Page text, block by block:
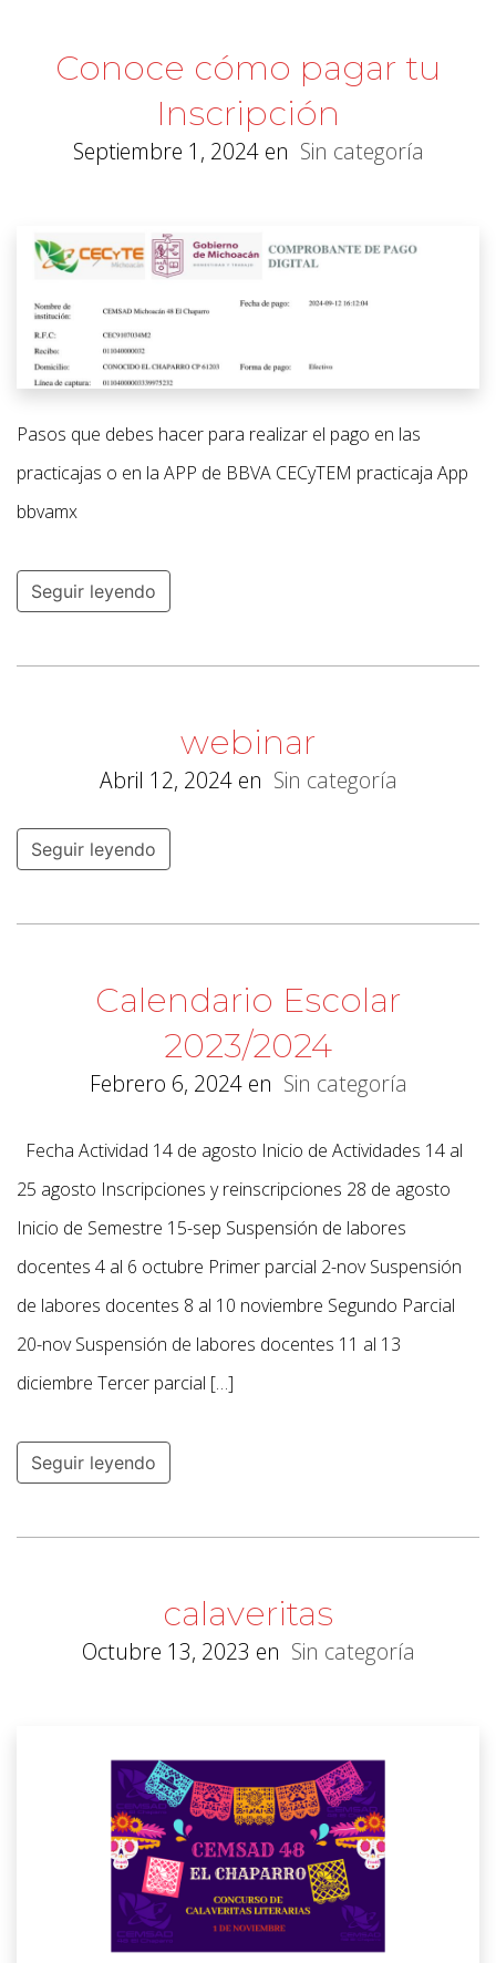
Conoce cómo pagar tu
Inscripción
Septiembre 1, 2024en Sin categoría
Pasos que debes hacer para realizar el pago en las
practicajas o en la APP de BBVA CECyTEM practicaja App
bbvamx
Seguir leyendo
webinar
Abril 12, 2024en Sin categoría
Seguir leyendo
Calendario Escolar
2023/2024
Febrero 6, 2024en Sin categoría
Fecha Actividad 14 de agosto Inicio de Actividades 14 al
25 agosto Inscripciones y reinscripciones 28 de agosto
Inicio de Semestre 15-sep Suspensión de labores
docentes 4 al 6 octubre Primer parcial 2-nov Suspensión
de labores docentes 8 al 10 noviembre Segundo Parcial
20-nov Suspensión de labores docentes 11 al 13
diciembre Tercer parcial […]
Seguir leyendo
calaveritas
Octubre 13, 2023 en Sin categoría